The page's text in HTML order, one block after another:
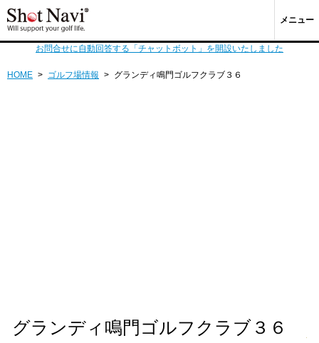
メニュー
お問合せに自動回答する「チャットボット」を開設いたしました
HOME > ゴルフ場情報 > グランディ鳴門ゴルフクラブ３６
グランディ鳴門ゴルフクラブ３６